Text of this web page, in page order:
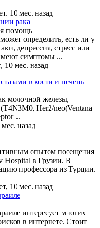
10 мес. назад
рака
помощь
определить, есть ли у
депрессия, стресс или
симптомы ...
10 мес. назад
в кости и печень
молочной железы,
(Т4N3M0, Her2/neo(Ventana
...
мес. назад
опытом посещения
Hospital в Грузии. В
профессора из Турции.
10 мес. назад
интересует многих
в интернете. Стоит